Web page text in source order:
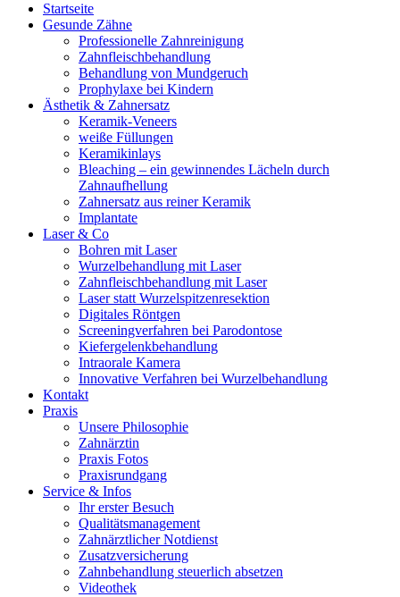
Startseite
Gesunde Zähne
Professionelle Zahnreinigung
Zahnfleischbehandlung
Behandlung von Mundgeruch
Prophylaxe bei Kindern
Ästhetik & Zahnersatz
Keramik-Veneers
weiße Füllungen
Keramikinlays
Bleaching – ein gewinnendes Lächeln durch
Zahnaufhellung
Zahnersatz aus reiner Keramik
Implantate
Laser & Co
Bohren mit Laser
Wurzelbehandlung mit Laser
Zahnfleischbehandlung mit Laser
Laser statt Wurzelspitzenresektion
Digitales Röntgen
Screeningverfahren bei Parodontose
Kiefergelenkbehandlung
Intraorale Kamera
Innovative Verfahren bei Wurzelbehandlung
Kontakt
Praxis
Unsere Philosophie
Zahnärztin
Praxis Fotos
Praxisrundgang
Service & Infos
Ihr erster Besuch
Qualitätsmanagement
Zahnärztlicher Notdienst
Zusatzversicherung
Zahnbehandlung steuerlich absetzen
Videothek